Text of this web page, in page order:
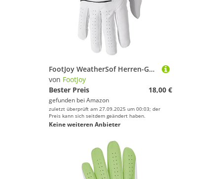
FootJoy WeatherSof Herren-Golfhandschuh
von FootJoy
Bester Preis
18,00 €
gefunden bei Amazon
zuletzt überprüft am 27.09.2025 um 00:03; der
Preis kann sich seitdem geändert haben.
Keine weiteren Anbieter